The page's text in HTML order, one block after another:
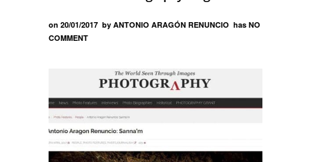
on 20/01/2017 by ANTONIO ARAGÓN RENUNCIO has NO
COMMENT